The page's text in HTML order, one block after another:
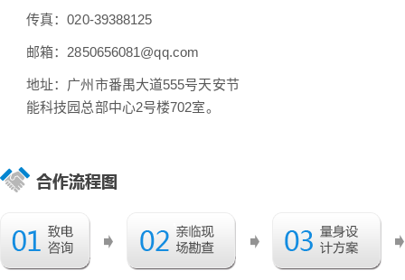
传真：020-39388125
邮箱：2850656081@qq.com
地址：广州市番禺大道555号天安节
能科技园总部中心2号楼702室。